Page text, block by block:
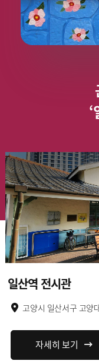
일산역 전시관
고양시 일산서구 고양
자세히 보기